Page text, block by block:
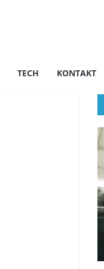
TECH KONTAKT